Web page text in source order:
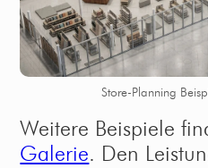
Store-Planning
Weitere Beispiele
Galerie. Den